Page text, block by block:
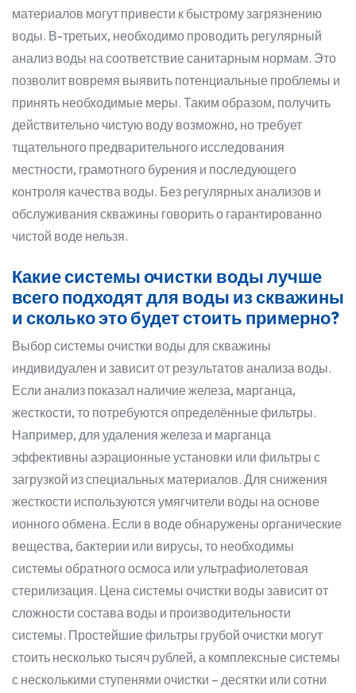
материалов могут привести к быстрому загрязнению
воды. В-третьих, необходимо проводить регулярный
анализ воды на соответствие санитарным нормам. Это
позволит вовремя выявить потенциальные проблемы и
принять необходимые меры. Таким образом, получить
действительно чистую воду возможно, но требует
тщательного предварительного исследования
местности, грамотного бурения и последующего
контроля качества воды. Без регулярных анализов и
обслуживания скважины говорить о гарантированно
чистой воде нельзя.
Какие системы очистки воды лучше
всего подходят для воды из скважины
и сколько это будет стоить примерно?
Выбор системы очистки воды для скважины
индивидуален и зависит от результатов анализа воды.
Если анализ показал наличие железа, марганца,
жесткости, то потребуются определённые фильтры.
Например, для удаления железа и марганца
эффективны аэрационные установки или фильтры с
загрузкой из специальных материалов. Для снижения
жесткости используются умягчители воды на основе
ионного обмена. Если в воде обнаружены органические
вещества, бактерии или вирусы, то необходимы
системы обратного осмоса или ультрафиолетовая
стерилизация. Цена системы очистки воды зависит от
сложности состава воды и производительности
системы. Простейшие фильтры грубой очистки могут
стоить несколько тысяч рублей, а комплексные системы
с несколькими ступенями очистки – десятки или сотни